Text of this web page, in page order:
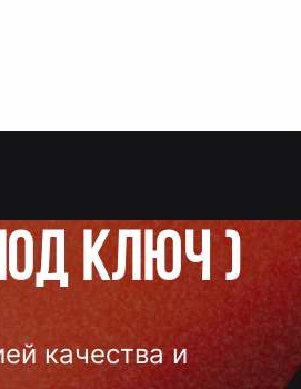
ключ)
качества и